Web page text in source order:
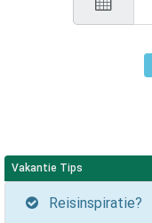
Vakantie Tips
Reisinspiratie?